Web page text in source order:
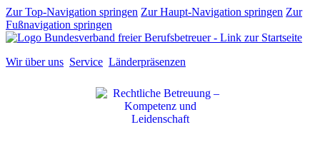
Zur Top-Navigation springen Zur Haupt-Navigation springen Zur
Fußnavigation springen
Wir über uns Service Länderpräsenzen